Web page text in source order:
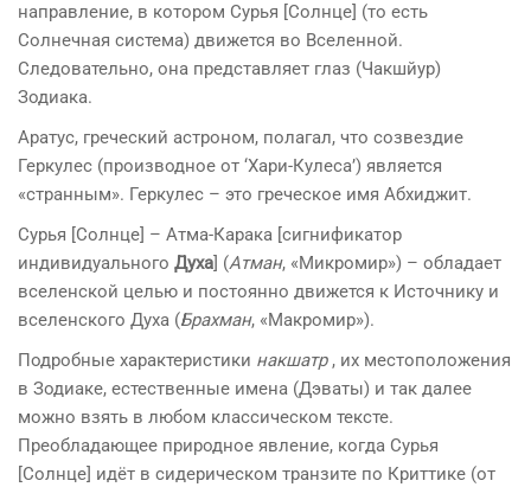
направление, в котором Сурья [Солнце] (то есть
Солнечная система) движется во Вселенной.
Следовательно, она представляет глаз (Чакшйур)
Зодиака.
Аратус, греческий астроном, полагал, что созвездие
Геркулес (производное от ‘Хари-Кулеса’) является
«странным». Геркулес – это греческое имя Абхиджит.
Сурья [Солнце] – Атма-Карака [сигнификатор
индивидуального Духа] (Атман, «Микромир») – обладает
вселенской целью и постоянно движется к Источнику и
вселенского Духа (Брахман, «Макромир»).
Подробные характеристики накшатр, их местоположения
в Зодиаке, естественные имена (Дэваты) и так далее
можно взять в любом классическом тексте.
Преобладающее природное явление, когда Сурья
[Солнце] идёт в сидерическом транзите по Криттике (от